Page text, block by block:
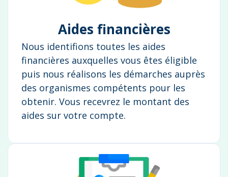
Aides financières
Nous identifions toutes les aides
financières auxquelles vous êtes éligible
puis nous réalisons les démarches auprès
des organismes compétents pour les
obtenir. Vous recevrez le montant des
aides sur votre compte.